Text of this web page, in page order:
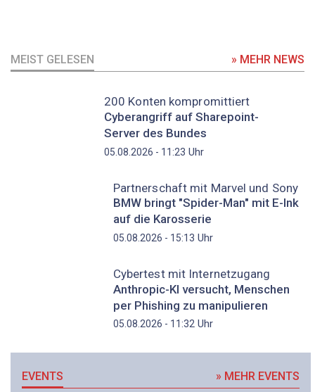
MEIST GELESEN » MEHR NEWS
200 Konten kompromittiert
Cyberangriff auf Sharepoint-
Server des Bundes
05.08.2026 - 11:23 Uhr
Partnerschaft mit Marvel und Sony
BMW bringt "Spider-Man" mit E-Ink
auf die Karosserie
05.08.2026 - 15:13 Uhr
Cybertest mit Internetzugang
Anthropic-KI versucht, Menschen
per Phishing zu manipulieren
05.08.2026 - 11:32Uhr
EVENTS » MEHR EVENTS